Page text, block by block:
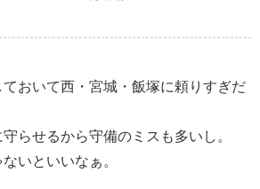
おいて西・宮城・飯塚に頼りすぎだ
らせるから守備のミスも多いし。
いといいなぁ。